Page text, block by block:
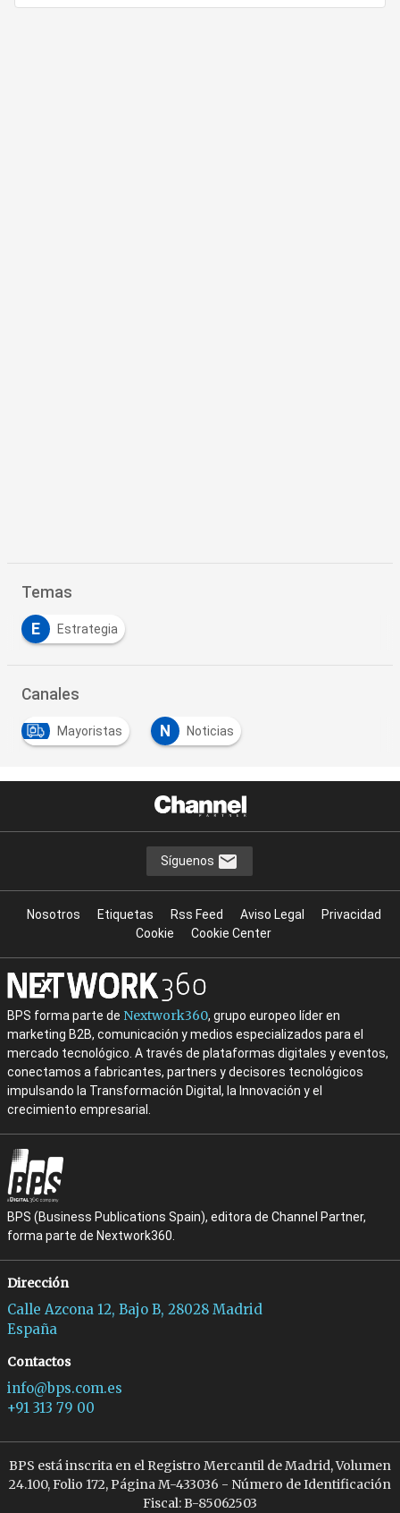
Temas
E Estrategia
Canales
Mayoristas N Noticias
Síguenos
Nosotros Etiquetas Rss Feed Aviso Legal
Privacidad
Cookie
Cookie Center
BPS forma parte de Nextwork360, grupo europeo líder en
marketing B2B, comunicación y medios especializados para el
mercado tecnológico. A través de plataformas digitales y eventos,
conectamos a fabricantes, partners y decisores tecnológicos
impulsando la Transformación Digital, la Innovación y el
crecimiento empresarial.
BPS (Business Publications Spain), editora de Channel Partner,
forma parte de Nextwork360.
Dirección
Calle Azcona 12, Bajo B, 28028 Madrid
España
Contactos
info@bps.com.es
+91 313 79 00
BPS está inscrita en el Registro Mercantil de Madrid, Volumen
24.100, Folio 172, Página M-433036 - Número de Identificación
Fiscal: B-85062503